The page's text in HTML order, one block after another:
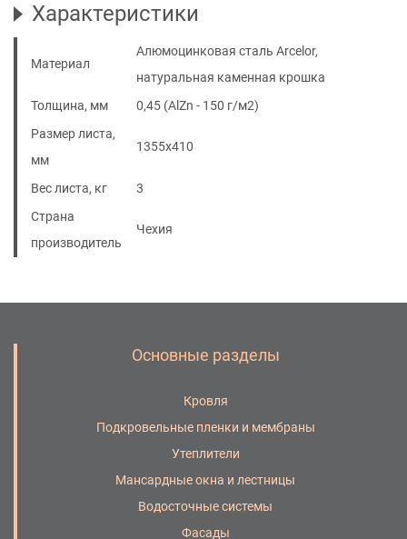
Характеристики
Материал
Алюмоцинковая сталь Arcelor,
натуральная каменная крошка
Толщина, мм
0,45 (AlZn - 150 г/м2)
Размер листа,
мм
1355x410
Вес листа, кг
3
Страна
производитель
Чехия
Основные разделы
Кровля
Подкровельные пленки и мембраны
Утеплители
Мансардные окна и лестницы
Водосточные системы
Фасады